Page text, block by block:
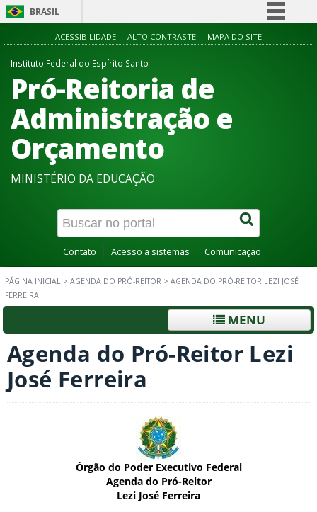
BRASIL
Simplifique!
Acesso à informação
Legislação
ACESSIBILIDADE ALTO CONTRASTE MAPA DO SITE
Instituto Federal do Espírito Santo
Pró-Reitoria de
Administração e
Orçamento
MINISTÉRIO DA EDUCAÇÃO
Contato Acesso a sistemas Comunicação
PÁGINA INICIAL > AGENDA DO PRÓ-REITOR > AGENDA DO PRÓ-REITOR LEZI JOSÉ
FERREIRA
MENU
Agenda do Pró-Reitor Lezi
José Ferreira
Órgão do Poder Executivo Federal
Agenda do Pró-Reitor
Lezi José Ferreira